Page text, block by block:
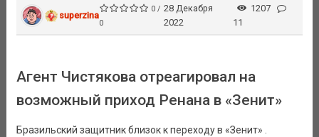
superzina
0 /
0
28 Декабря
2022
1207
11
Агент Чистякова отреагировал на
возможный приход Ренана в «Зенит»
Бразильский защитник близок к переходу в «Зенит» .